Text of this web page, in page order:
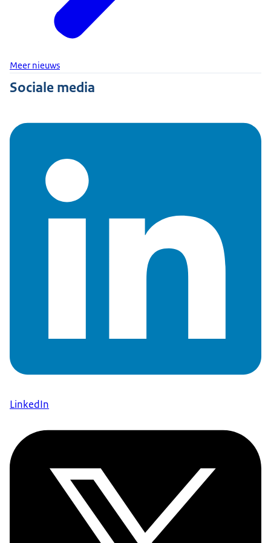
Meer nieuws
Sociale media
LinkedIn